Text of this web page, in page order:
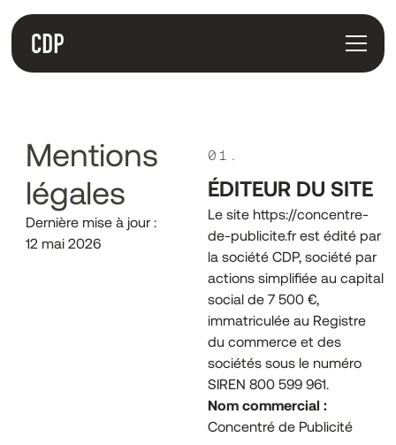
Mentions
légales
Dernière mise à jour :
12 mai 2026
01.
ÉDITEUR DU SITE
Le site https://concentre-
de-publicite.fr est édité par
la société CDP, société par
actions simplifiée au capital
social de 7 500 €,
immatriculée au Registre
du commerce et des
sociétés sous le numéro
SIREN 800 599 961.
Nom commercial :
Concentré de Publicité